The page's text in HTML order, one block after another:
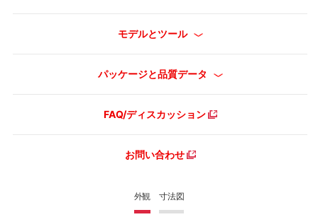
外観 寸法図
モデルとツール
パッケージと品質データ
FAQ/ディスカッション
お問い合わせ